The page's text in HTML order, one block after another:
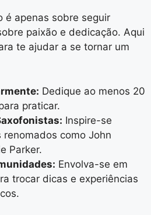
é apenas sobre seguir
paixão e dedicação. Aqui
te ajudar a se tornar um
Dedique ao menos 20
praticar.
Inspire-se
renomados como John
Parker.
Envolva-se em
trocar dicas e experiências